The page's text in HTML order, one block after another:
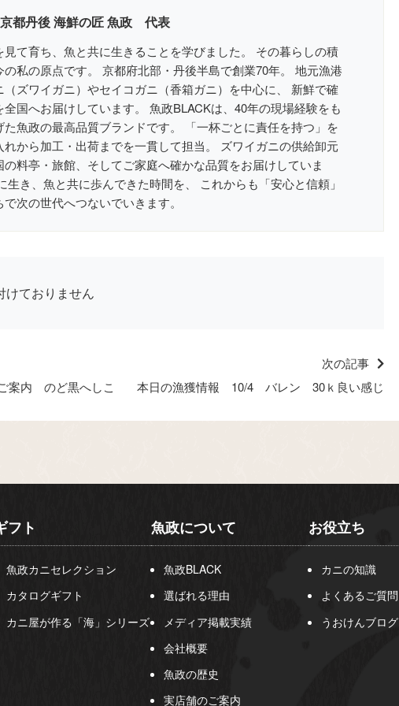
都丹後 海鮮の匠 魚政 代表
見て育ち、魚と共に生きることを学びました。 その暮らしの積
の私の原点です。 京都府北部・丹後半島で創業70年。 地元漁港
（ズワイガニ）やセイコガニ（香箱ガニ）を中心に、 新鮮で確
国へお届けしています。 魚政BLACKは、40年の現場経験をも
た魚政の最高品質ブランドです。 「一杯ごとに責任を持つ」を
れから加工・出荷までを一貫して担当。 ズワイガニの供給卸元
の料亭・旅館、そしてご家庭へ確かな品質をお届けしていま
生き、魚と共に歩んできた時間を、 これからも「安心と信頼」
次の世代へつないでいきます。
けておりません
案内 のど黒へしこ
次の記事
本日の漁獲情報 10/4 バレン 30ｋ良い感じ
フト
魚政カニセレクション
カタログギフト
カニ屋が作る「海」シリーズ
魚政について
魚政BLACK
選ばれる理由
メディア掲載実績
会社概要
魚政の歴史
実店舗のご案内
お役立ち
カニの知識
よくあるご質問
うおけんブログ